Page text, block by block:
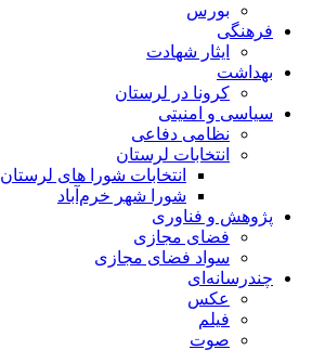
بورس
فرهنگی
ایثار شهادت
بهداشت
کرونا در لرستان
سیاسی و امنیتی
نظامی دفاعی
انتخابات لرستان
انتخابات شورا های لرستان
شورا شهر خرم‌آباد
پژوهش و فناوری
فضای مجازی
سواد فضای مجازی
چندرسانه‌ای
عكس
فیلم
صوت